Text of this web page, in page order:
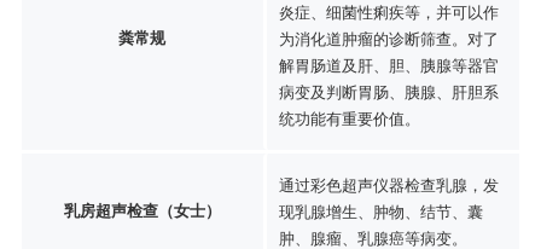
粪常规
炎症、细菌性痢疾等，并可以作
为消化道肿瘤的诊断筛查。对了
解胃肠道及肝、胆、胰腺等器官
病变及判断胃肠、胰腺、肝胆系
统功能有重要价值。
乳房超声检查（女士）
通过彩色超声仪器检查乳腺，发
现乳腺增生、肿物、结节、囊
肿、腺瘤、乳腺癌等病变。